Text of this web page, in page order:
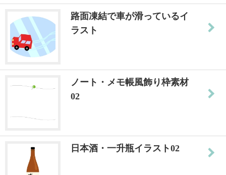
路面凍結で車が滑っているイ
ラスト
ノート・メモ帳風飾り枠素材
02
日本酒・一升瓶イラスト02